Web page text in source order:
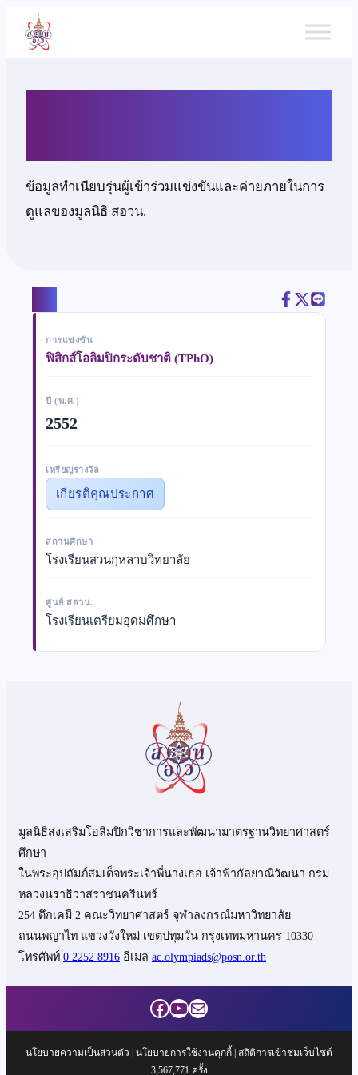
เนื้อหา
ข้อมูลทำเนียบรุ่นผู้เข้าร่วมแข่งขันและค่ายภายในการ
ดูแลของมูลนิธิ สอวน.
การแข่งขัน
ฟิสิกส์โอลิมปิกระดับชาติ (TPhO)
ปี (พ.ศ.)
2552
เหรียญรางวัล
เกียรติคุณประกาศ
สถานศึกษา
โรงเรียนสวนกุหลาบวิทยาลัย
ศูนย์ สอวน.
โรงเรียนเตรียมอุดมศึกษา
มูลนิธิส่งเสริมโอลิมปิกวิชาการและพัฒนามาตรฐานวิทยาศาสตร์
ศึกษา
ในพระอุปถัมภ์สมเด็จพระเจ้าพี่นางเธอ เจ้าฟ้ากัลยาณิวัฒนา กรม
หลวงนราธิวาสราชนครินทร์
254 ตึกเคมี 2 คณะวิทยาศาสตร์ จุฬาลงกรณ์มหาวิทยาลัย
ถนนพญาไท แขวงวังใหม่ เขตปทุมวัน กรุงเทพมหานคร 10330
โทรศัพท์ 0 2252 8916 อีเมล ac.olympiads@posn.or.th
Facebook
YouTube
Mail
นโยบายความเป็นส่วนตัว | นโยบายการใช้งานคุกกี้ | สถิติการเข้าชมเว็บไซต์
3,567,771 ครั้ง